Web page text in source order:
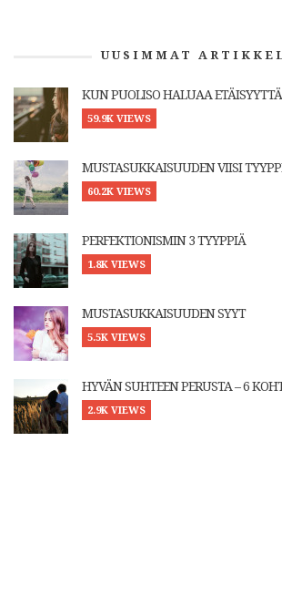
UUSIMMAT
KUN PUOLISO HALUAA ETÄISYYTTÄ
59.9K VIEWS
MUSTASUKKAISUUDEN VIISI
60.2K VIEWS
PERFEKTIONISMIN 3 TYYPPIÄ
1.8K VIEWS
MUSTASUKKAISUUDEN SYYT
5.5K VIEWS
HYVÄN SUHTEEN PERUSTA – 6
2.9K VIEWS